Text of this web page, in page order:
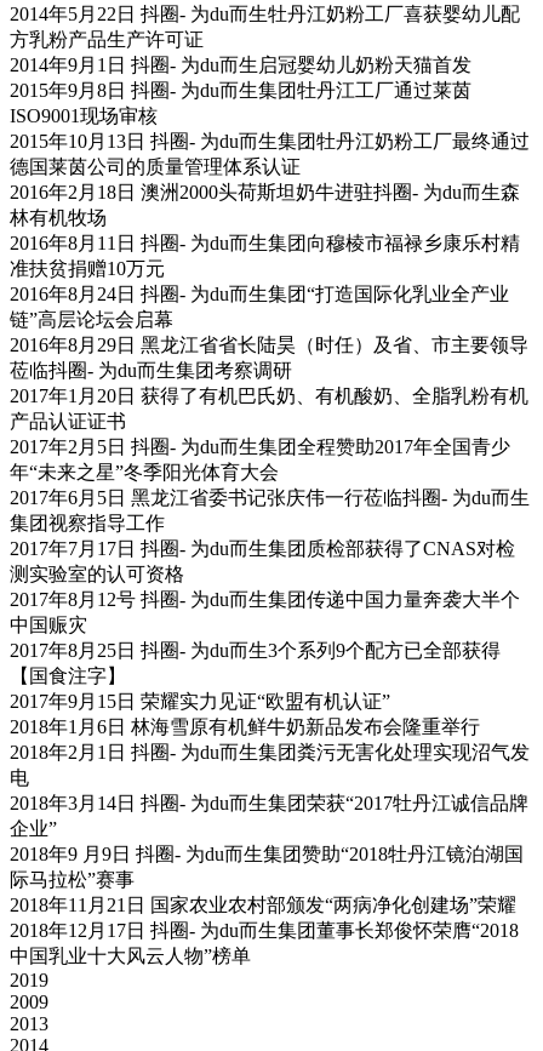
2014年5月22日 抖圈- 为du而生牡丹江奶粉工厂喜获婴幼儿配
方乳粉产品生产许可证
2014年9月1日 抖圈- 为du而生启冠婴幼儿奶粉天猫首发
2015年9月8日 抖圈- 为du而生集团牡丹江工厂通过莱茵
ISO9001现场审核
2015年10月13日 抖圈- 为du而生集团牡丹江奶粉工厂最终通过
德国莱茵公司的质量管理体系认证
2016年2月18日 澳洲2000头荷斯坦奶牛进驻抖圈- 为du而生森
林有机牧场
2016年8月11日 抖圈- 为du而生集团向穆棱市福禄乡康乐村精
准扶贫捐赠10万元
2016年8月24日 抖圈- 为du而生集团“打造国际化乳业全产业
链”高层论坛会启幕
2016年8月29日 黑龙江省省长陆昊（时任）及省、市主要领导
莅临抖圈- 为du而生集团考察调研
2017年1月20日 获得了有机巴氏奶、有机酸奶、全脂乳粉有机
产品认证证书
2017年2月5日 抖圈- 为du而生集团全程赞助2017年全国青少
年“未来之星”冬季阳光体育大会
2017年6月5日 黑龙江省委书记张庆伟一行莅临抖圈- 为du而生
集团视察指导工作
2017年7月17日 抖圈- 为du而生集团质检部获得了CNAS对检
测实验室的认可资格
2017年8月12号 抖圈- 为du而生集团传递中国力量奔袭大半个
中国赈灾
2017年8月25日 抖圈- 为du而生3个系列9个配方已全部获得
【国食注字】
2017年9月15日 荣耀实力见证“欧盟有机认证”
2018年1月6日 林海雪原有机鲜牛奶新品发布会隆重举行
2018年2月1日 抖圈- 为du而生集团粪污无害化处理实现沼气发
电
2018年3月14日 抖圈- 为du而生集团荣获“2017牡丹江诚信品牌
企业”
2018年9 月9日 抖圈- 为du而生集团赞助“2018牡丹江镜泊湖国
际马拉松”赛事
2018年11月21日 国家农业农村部颁发“两病净化创建场”荣耀
2018年12月17日 抖圈- 为du而生集团董事长郑俊怀荣膺“2018
中国乳业十大风云人物”榜单
2019
2009
2013
2014